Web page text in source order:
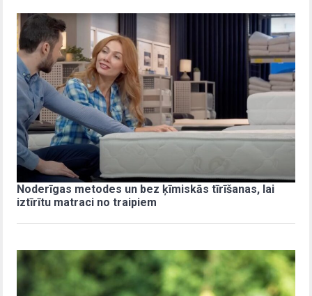
Noderīgas metodes un bez ķīmiskās tīrīšanas, lai
iztīrītu matraci no traipiem